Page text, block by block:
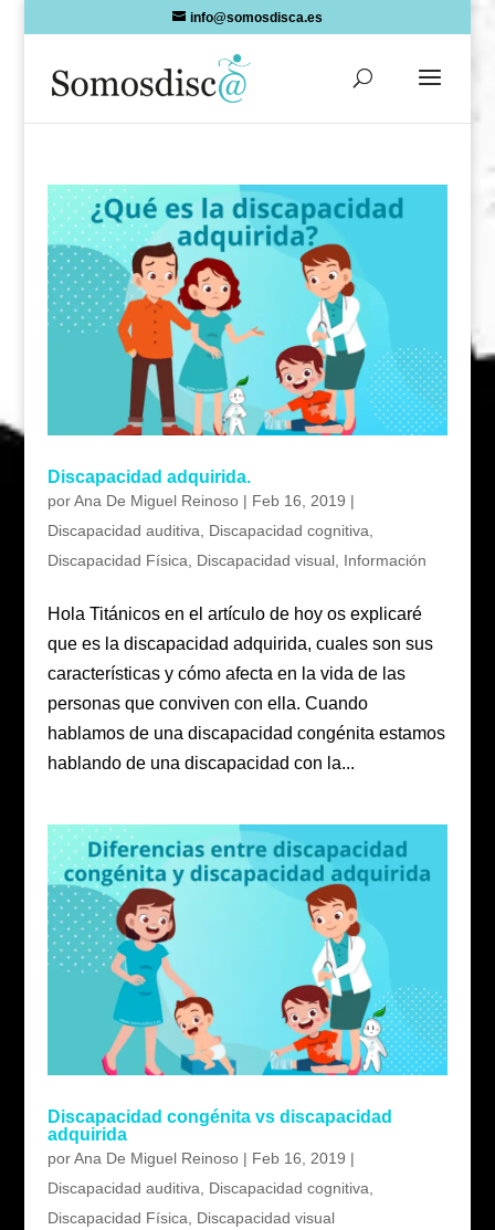
info@somosdisca.es
Discapacidad adquirida.
porAna De Miguel Reinoso| Feb 16, 2019 |
Discapacidad auditiva
Discapacidad cognitiva
Discapacidad Física
Discapacidad visual, Información
Hola Titánicos en el artículo de hoy os explicaré
que es la discapacidad adquirida, cuales son sus
características y cómo afecta en la vida de las
personas que conviven con ella. Cuando
hablamos de una discapacidad congénita estamos
hablando de una discapacidad con la...
Discapacidad congénita vs discapacidad
adquirida
porAna De Miguel Reinoso| Feb 16, 2019 |
Discapacidad auditiva
Discapacidad cognitiva
Discapacidad Física
Discapacidad visual